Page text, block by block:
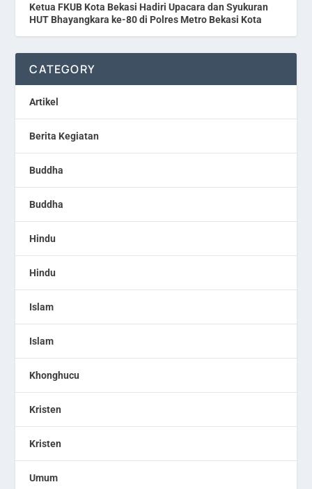
Ketua FKUB Kota Bekasi Hadiri Upacara dan Syukuran
HUT Bhayangkara ke-80 di Polres Metro Bekasi Kota
CATEGORY
Artikel
Berita Kegiatan
Buddha
Buddha
Hindu
Hindu
Islam
Islam
Khonghucu
Kristen
Kristen
Umum